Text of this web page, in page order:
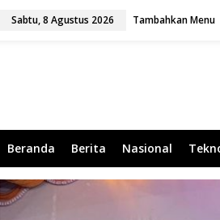
Sabtu, 8 Agustus 2026 Tambahkan Menu
Beranda Berita Nasional